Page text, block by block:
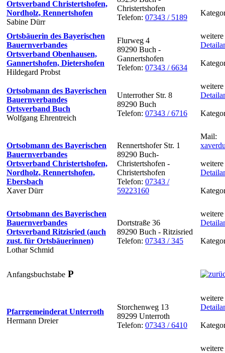
Ortsverband Christertshofen,
Nordholz, Rennertshofen
Sabine Dürr
Christertshofen
Telefon: 07343 / 5189
Ortsbäuerin des Bayerischen
Bauernverbandes
Ortsverband Obenhausen,
Gannertshofen, Dietershofen
Hildegard Probst
Flurweg 4
89290 Buch -
Gannertshofen
Telefon: 07343 / 6634
Ortsobmann des Bayerischen
Bauernverbandes
Ortsverband Buch
Wolfgang Ehrentreich
Unterrother Str. 8
89290 Buch
Telefon: 07343 / 6716
Ortsobmann des Bayerischen
Bauernverbandes
Ortsverband Christertshofen,
Nordholz, Rennertshofen,
Ebersbach
Xaver Dürr
Rennertshofer Str. 1
89290 Buch-
Christertshofen -
Christertshofen
Telefon: 07343 /
59223160
Mail:
Ortsobmann des Bayerischen
Bauernverbandes
Ortsverband Ritzisried (auch
zust. für Ortsbäuerinnen)
Lothar Schmid
Dortstraße 36
89290 Buch - Ritzisried
Telefon: 07343 / 345
Anfangsbuchstabe P
Pfarrgemeinderat Unterroth
Hermann Dreier
Storchenweg 13
89299 Unterroth
Telefon: 07343 / 6410